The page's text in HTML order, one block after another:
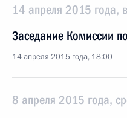
14 апреля 2015 года,
Заседание Комиссии
14 апреля 2015 года, 18:00
8 апреля 2015 года,